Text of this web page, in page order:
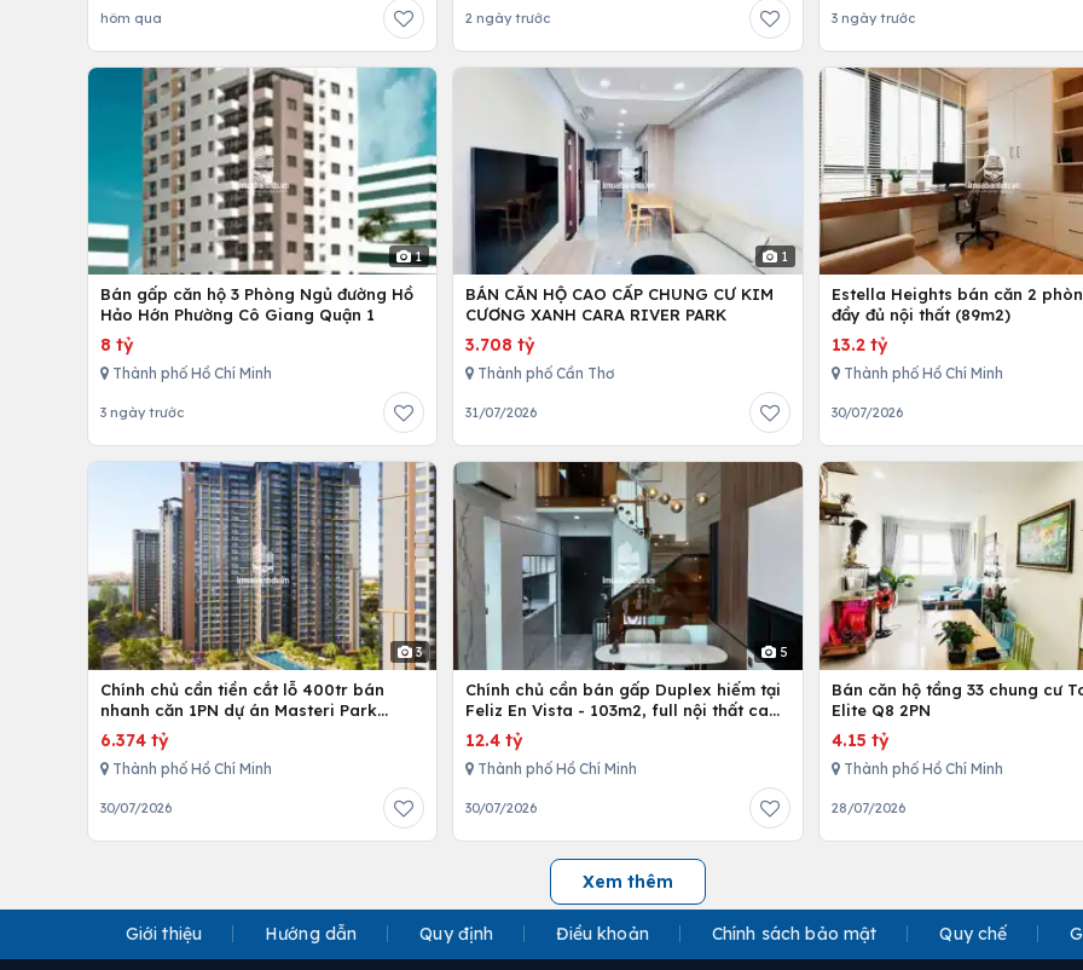
hôm qua 2 ngày trước 3 ngày trước
1
Bán gấp căn hộ 3 Phòng Ngủ đường Hồ
Hảo Hớn Phường Cô Giang Quận 1
8 tỷ
Thành phố Hồ Chí Minh
3 ngày trước
1
BÁN CĂN HỘ CAO CẤP CHUNG CƯ KIM
CƯƠNG XANH CARA RIVER PARK
3.708 tỷ
Thành phố Cần Thơ
31/07/2026
Estella Heights bán căn 2
đầy đủ nội thất (89m2)
13.2 tỷ
Thành phố Hồ Chí Minh
30/07/2026
3
Chính chủ cần tiền cắt lỗ 400tr bán
nhanh căn 1PN dự án Masteri Park
Place
6.374 tỷ
Thành phố Hồ Chí Minh
30/07/2026
5
Chính chủ cần bán gấp Duplex hiếm tại
Feliz En Vista - 103m2, full nội thất cao
cấp
12.4 tỷ
Thành phố Hồ Chí Minh
30/07/2026
Bán căn hộ tầng 33 chung cư
Elite Q8 2PN
4.15 tỷ
Thành phố Hồ Chí Minh
28/07/2026
Xem thêm
Giới thiệu Hướng dẫn Quy định Điều khoản Chính sách bảo mật Quy chế